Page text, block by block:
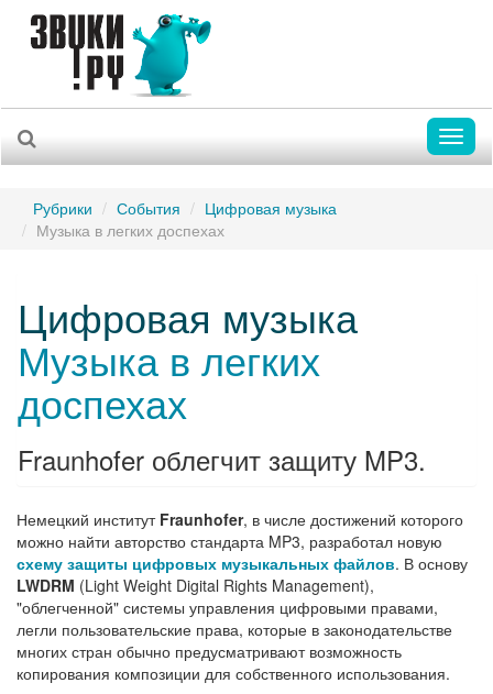
Рубрики События
Цифровая музыка
Музыка в легких доспехах
Цифровая музыка
Музыка в легких
доспехах
Fraunhofer облегчит защиту MP3.
Немецкий институт Fraunhofer, в числе достижений которого
можно найти авторство стандарта MP3, разработал новую
схему защиты цифровых музыкальных файлов. В основу
LWDRM (Light Weight Digital Rights Management),
"облегченной" системы управления цифровыми правами,
легли пользовательские права, которые в законодательстве
многих стран обычно предусматривают возможность
копирования композиции для собственного использования.